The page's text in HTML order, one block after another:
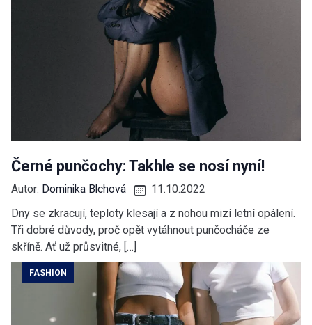
Černé punčochy: Takhle se nosí nyní!
Autor: Dominika Blchová
11.10.2022
Dny se zkracují, teploty klesají a z nohou mizí letní opálení.
Tři dobré důvody, proč opět vytáhnout punčocháče ze
skříně. Ať už průsvitné, […]
FASHION